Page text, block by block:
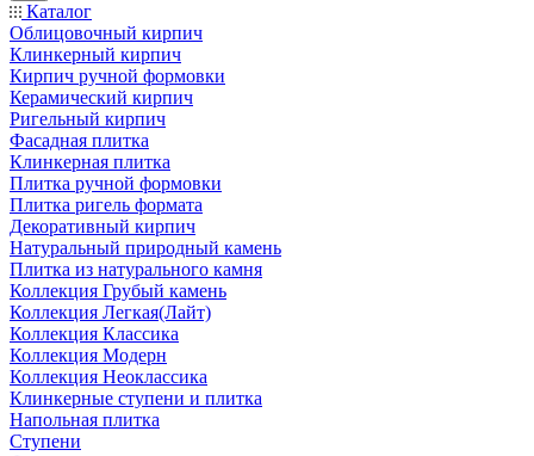
Каталог
Облицовочный кирпич
Клинкерный кирпич
Кирпич ручной формовки
Керамический кирпич
Ригельный кирпич
Фасадная плитка
Клинкерная плитка
Плитка ручной формовки
Плитка ригель формата
Декоративный кирпич
Натуральный природный камень
Плитка из натурального камня
Коллекция Грубый камень
Коллекция Легкая(Лайт)
Коллекция Классика
Коллекция Модерн
Коллекция Неоклассика
Клинкерные ступени и плитка
Напольная плитка
Ступени